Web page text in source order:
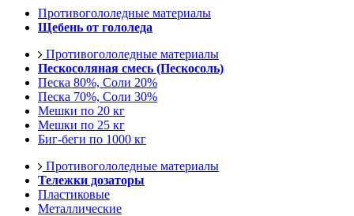
Противогололедные материалы
Щебень от гололеда
Противогололедные материалы
Пескосоляная смесь (Пескосоль)
Песка 80%, Соли 20%
Песка 70%, Соли 30%
Мешки по 20 кг
Мешки по 25 кг
Биг-беги по 1000 кг
Противогололедные материалы
Тележки дозаторы
Пластиковые
Металлические